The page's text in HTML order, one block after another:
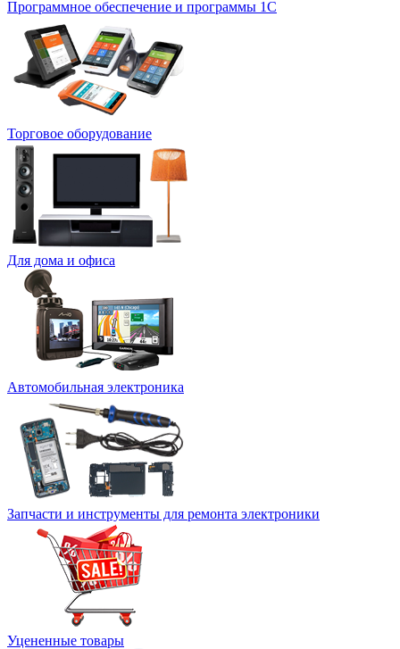
Программное обеспечение и программы 1С
Торговое оборудование
Для дома и офиса
Автомобильная электроника
Запчасти и инструменты для ремонта электроники
Уцененные товары